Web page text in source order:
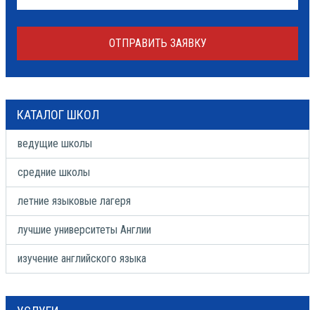
ОТПРАВИТЬ ЗАЯВКУ
КАТАЛОГ ШКОЛ
ведущие школы
средние школы
летние языковые лагеря
лучшие университеты Англии
изучение английского языка